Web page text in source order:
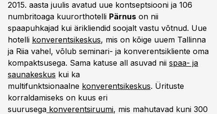
2015. aasta juulis avatud uue kontseptsiooni ja 106
numbritoaga kuurorthotelli Pärnus on nii
spaapuhkajad kui ärikliendid soojalt vastu võtnud. Uue
hotelli konverentsikeskus, mis on kõige uuem Tallinna
ja Riia vahel, võlub seminari- ja konverentsikliente oma
kompaktsusega. Sama katuse all asuvad nii spaa- ja
saunakeskus kui ka
multifunktsionaalne konverentsikeskus. Ürituste
korraldamiseks on kuus eri
suurusega konverentsiruumi, mis mahutavad kuni 300